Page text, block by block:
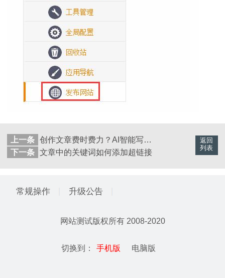
返回
列表
上一条
创作文章费时费力？AI智能写作超给力！
下一条 文章中的关键词如何添加超链接
常规操作 升级公告
网站测试版权所有 2008-2020
切换到： 手机版 电脑版